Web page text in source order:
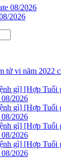
08/2026
2026
tử vi năm 2022
gì] [Hợp
2026
gì] [Hợp
2026
gì] [Hợp
2026
gì] [Hợp
2026